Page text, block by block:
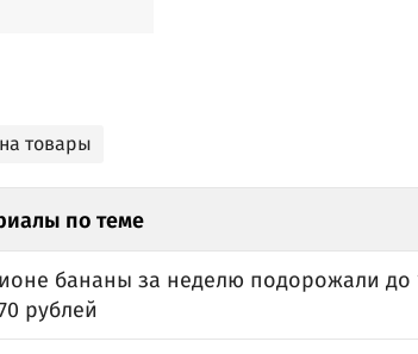
товары
по теме
бананы за неделю подорожали до
рублей